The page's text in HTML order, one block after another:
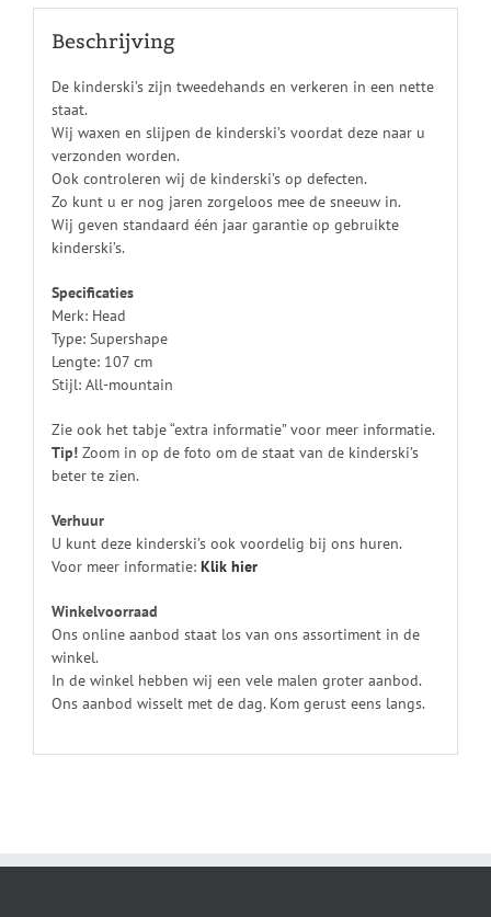
Beschrijving
De kinderski’s zijn tweedehands en verkeren in een nette
staat.
Wij waxen en slijpen de kinderski’s voordat deze naar u
verzonden worden.
Ook controleren wij de kinderski’s op defecten.
Zo kunt u er nog jaren zorgeloos mee de sneeuw in.
Wij geven standaard één jaar garantie op gebruikte
kinderski’s.
Specificaties
Merk: Head
Type: Supershape
Lengte: 107 cm
Stijl: All-mountain
Zie ook het tabje “extra informatie” voor meer informatie.
Tip!Zoom in op de foto om de staat van de kinderski’s
beter te zien.
Verhuur
U kunt deze kinderski’s ook voordelig bij ons huren.
Voor meer informatie: Klik hier
Winkelvoorraad
Ons online aanbod staat los van ons assortiment in de
winkel.
In de winkel hebben wij een vele malen groter aanbod.
Ons aanbod wisselt met de dag. Kom gerust eens langs.